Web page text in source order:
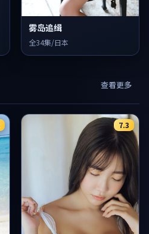
雾岛追缉
全34集/日本
查看更多
7.3